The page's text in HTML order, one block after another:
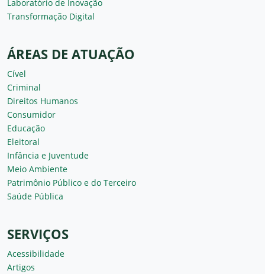
Laboratório de Inovação
Transformação Digital
ÁREAS DE ATUAÇÃO
Cível
Criminal
Direitos Humanos
Consumidor
Educação
Eleitoral
Infância e Juventude
Meio Ambiente
Patrimônio Público e do Terceiro
Saúde Pública
SERVIÇOS
Acessibilidade
Artigos